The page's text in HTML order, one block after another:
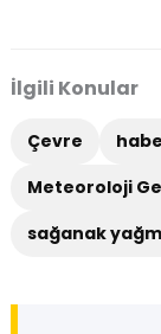
İlgili Konular
Çevre
Meteoroloji
sağanak